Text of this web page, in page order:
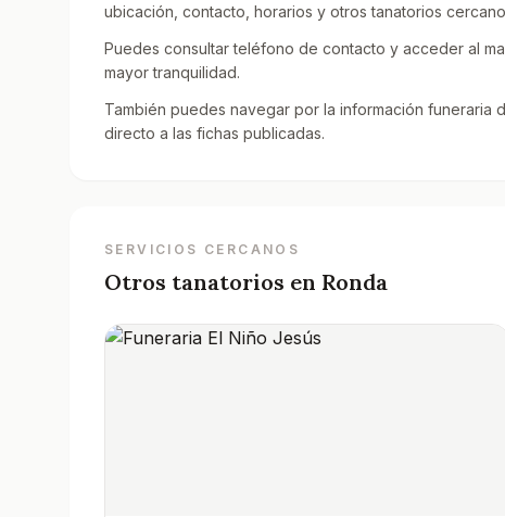
ubicación, contacto, horarios y otros tanatorios
Puedes consultar teléfono de contacto y acceder al
mayor tranquilidad.
También puedes navegar por la información funeraria
directo a las fichas publicadas.
SERVICIOS CERCANOS
Otros tanatorios en Ronda